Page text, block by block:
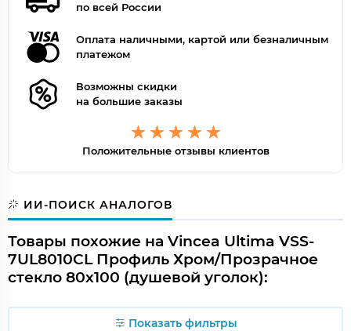
по всей России
Оплата наличными, картой или безналичным
платежом
Возможны скидки
на большие заказы
Положительные отзывы клиентов
ИИ-ПОИСК АНАЛОГОВ
Товары похожие на Vincea Ultima VSS-
7UL8010CL Профиль Хром/Прозрачное
стекло 80х100 (душевой уголок):
Показать фильтры